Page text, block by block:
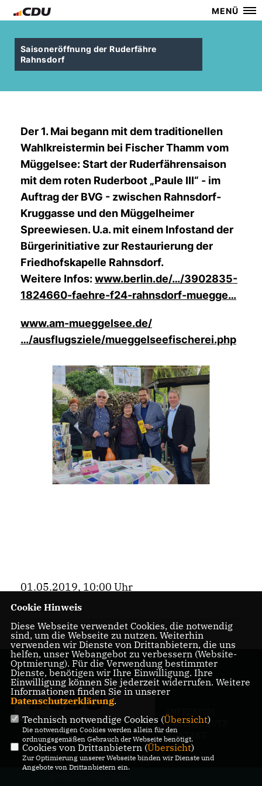
MENÜ
Saisoneröffnung der Ruderfähre
Rahnsdorf
Der 1. Mai begann mit dem traditionellen
Wahlkreistermin bei Fischer Thamm vom
Müggelsee: Start der Ruderfährensaison
mit dem roten Ruderboot „Paule III“ - im
Auftrag der BVG - zwischen Rahnsdorf-
Kruggasse und den Müggelheimer
Spreewiesen. U.a. mit einem Infostand der
Bürgerinitiative zur Restaurierung der
Friedhofskapelle Rahnsdorf.
Weitere Infos:www.berlin.de/…/3902835-
1824660-faehre-f24-rahnsdorf-muegge
www.am-mueggelsee.de/
/ausflugsziele/mueggelseefischerei.php
01.05.2019, 10:00 Uhr
Bezirk
DATENSCHUTZ
KONTAKT
Cookie Hinweis
Diese Webseite verwendet Cookies, die notwendig
sind, um die Webseite zu nutzen. Weiterhin
verwenden wir Dienste von Drittanbietern, die uns
helfen, unser Webangebot zu verbessern (Website-
Optmierung). Für die Verwendung bestimmter
Dienste, benötigen wir Ihre Einwilligung. Ihre
Einwilligung können Sie jederzeit widerrufen. Weitere
Informationen finden Sie in unserer
Datenschutzerklärung.
Technisch notwendige Cookies (Übersicht)
Die notwendigen Cookies werden allein für den
ordnungsgemäßen Gebrauch der Webseite benötigt.
Cookies von Drittanbietern (Übersicht)
Zur Optimierung unserer Webseite binden wir Dienste und
Angebote von Drittanbietern ein.